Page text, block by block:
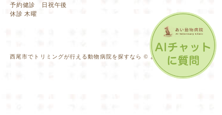
予約健診 日祝午後
休診 木曜
西尾市でトリミングが行える動物病院を探すなら © あい動物病院